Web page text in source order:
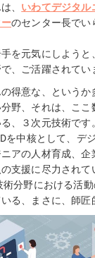
、 いわてデジタル
のセンター長でい
を元気にしようと
、ご活躍されてい
得意な、というか
野、それは、ここ
、３次元技術です。
を中核として、デ
ニアの人材育成、企
の支援に尽力され
術分野における活
る、まさに、師匠